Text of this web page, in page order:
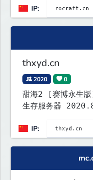
IP:
thxyd.cn
2020 0
甜海2 [赛博永生
生存服务器
1.21.4
IP: